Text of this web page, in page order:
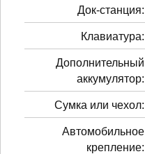
Док-станция:
Клавиатура:
Дополнительный
аккумулятор:
Сумка или чехол:
Автомобильное
крепление: